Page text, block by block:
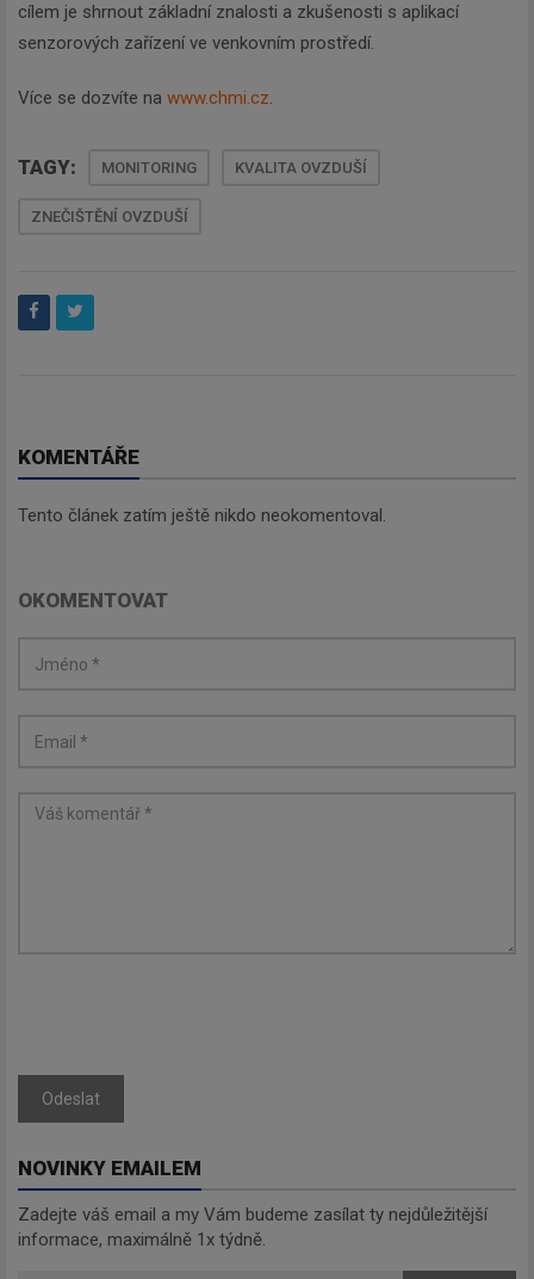
cílem je shrnout základní znalosti a zkušenosti s aplikací
senzorových zařízení ve venkovním prostředí.
Více se dozvíte na www.chmi.cz.
TAGY: MONITORING KVALITA OVZDUŠÍ
ZNEČIŠTĚNÍ OVZDUŠÍ
KOMENTÁŘE
Tento článek zatím ještě nikdo neokomentoval.
OKOMENTOVAT
Odeslat
NOVINKY EMAILEM
Zadejte váš email a my Vám budeme zasílat ty nejdůležitější
informace, maximálně 1x týdně.